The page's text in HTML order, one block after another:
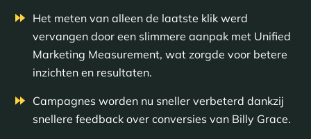
Het meten van alleen de laatste klik werd
vervangen door een slimmere aanpak met Unified
Marketing Measurement, wat zorgde voor betere
inzichten en resultaten.
Campagnes worden nu sneller verbeterd dankzij
snellere feedback over conversies van Billy Grace.